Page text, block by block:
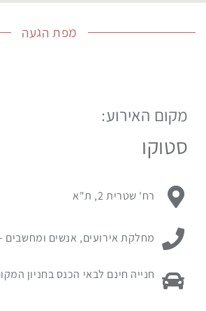
מפת הגעה
מקום האירוע:
סטוקו
רח' שטרית 2, ת"א
מחלקת אירועים, אנשים ומחשבים -
פרטי החניה במקום האירוע:
חנייה חינם לבאי הכנס בחניון
האירוע.
כדי
מעל